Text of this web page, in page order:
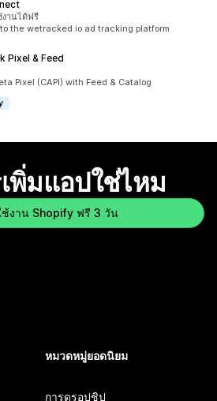
งานได้ฟรี
the wetracked.io ad tracking platform
Pixel & Feed
Pixel (CAPI) with Feed & Catalog
พิ่มแอปใช่ไหม
ช้งาน Shopify ฟรี 3 วัน
หมวดหมู่ยอดนิยม
การดรอปชิป